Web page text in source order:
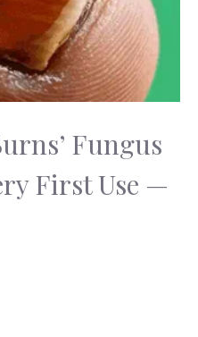
Fungus
First Use —